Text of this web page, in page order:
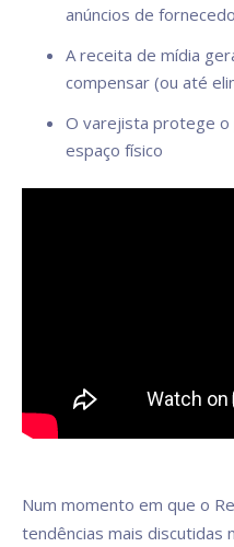
anúncios de
A receita de mídia
compensar (ou até
O varejista protege o
espaço físico
Num momento em que o
tendências mais discutidas